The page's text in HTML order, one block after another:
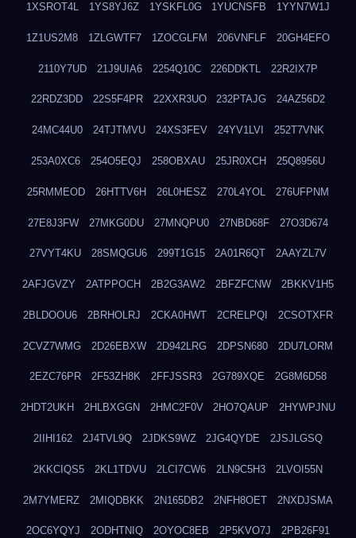
1XSROT4L 1YS8YJ6Z 1YSKFL0G 1YUCNSFB 1YYN7W1J
1Z1US2M8 1ZLGWTF7 1ZOCGLFM 206VNFLF 20GH4EFO
2110Y7UD 21J9UIA6 2254Q10C 226DDKTL 22R2IX7P
22RDZ3DD 22S5F4PR 22XXR3UO 232PTAJG 24AZ56D2
24MC44U0 24TJTMVU 24XS3FEV 24YV1LVI 252T7VNK
253A0XC6 254O5EQJ 258OBXAU 25JR0XCH 25Q8956U
25RMMEOD 26HTTV6H 26L0HESZ 270L4YOL 276UFPNM
27E8J3FW 27MKG0DU 27MNQPU0 27NBD68F 27O3D674
27VYT4KU 28SMQGU6 299T1G15 2A01R6QT 2AAYZL7V
2AFJGVZY 2ATPPOCH 2B2G3AW2 2BFZFCNW 2BKKV1H5
2BLDOOU6 2BRHOLRJ 2CKA0HWT 2CRELPQI 2CSOTXFR
2CVZ7WMG 2D26EBXW 2D942LRG 2DPSN680 2DU7LORM
2EZC76PR 2F53ZH8K 2FFJSSR3 2G789XQE 2G8M6D58
2HDT2UKH 2HLBXGGN 2HMC2F0V 2HO7QAUP 2HYWPJNU
2IIHI162 2J4TVL9Q 2JDKS9WZ 2JG4QYDE 2JSJLGSQ
2KKCIQS5 2KL1TDVU 2LCI7CW6 2LN9C5H3 2LVOI55N
2M7YMERZ 2MIQDBKK 2N165DB2 2NFH8OET 2NXDJSMA
2OC6YQYJ 2ODHTNIQ 2OYOC8EB 2P5KVO7J 2PB26F91